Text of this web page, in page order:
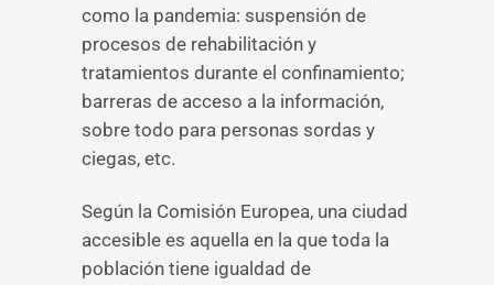
como la pandemia: suspensión de
procesos de rehabilitación y
tratamientos durante el confinamiento;
barreras de acceso a la información,
sobre todo para personas sordas y
ciegas, etc.
Según la Comisión Europea, una ciudad
accesible es aquella en la que toda la
población tiene igualdad de